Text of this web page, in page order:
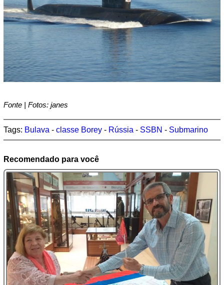
Fonte | Fotos: janes
Tags: Bulava - classe Borey - Rússia - SSBN - Submarino
Recomendado para você